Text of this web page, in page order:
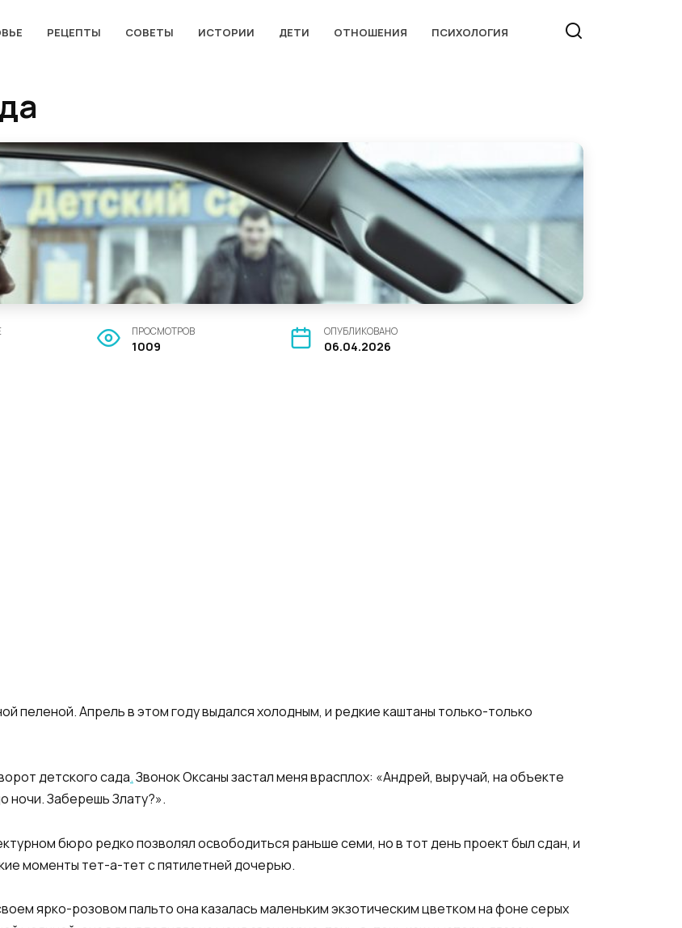
РЕЦЕПТЫ СОВЕТЫ ИСТОРИИ ДЕТИ ОТНОШЕНИЯ ПСИХОЛОГИЯ
ПРОСМОТРОВ
1009
ОПУБЛИКОВАНО
06.04.2026
пеленой. Апрель в этом году выдался холодным, и редкие каштаны только-только
детского сада.Звонок Оксаны застал меня врасплох: «Андрей, выручай, на объекте
ночи. Заберешь Злату?».
бюро редко позволял освободиться раньше семи, но в тот день проект был сдан, и
моменты тет-а-тет с пятилетней дочерью.
ярко-розовом пальто она казалась маленьким экзотическим цветком на фоне серых